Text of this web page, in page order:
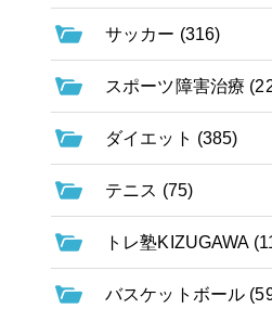
サッカー (316)
スポーツ障害治療
ダイエット (385)
テニス (75)
トレ塾KIZUGAWA
バスケットボール